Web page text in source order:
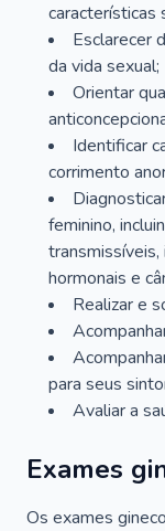
características
Esclarecer
da vida sexual;
Orientar
Identificar
corrimento
feminino,
hormonais e
Realizar e
para seus
Avaliar a
Exames
Os exames